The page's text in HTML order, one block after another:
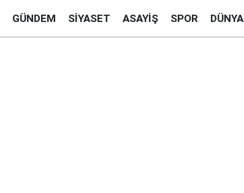
GÜNDEM SIYASET ASAYIŞ SPOR DÜNYA